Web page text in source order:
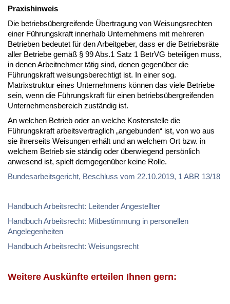
Praxishinweis
Die betriebsübergreifende Übertragung von Weisungsrechten
einer Führungskraft innerhalb Unternehmens mit mehreren
Betrieben bedeutet für den Arbeitgeber, dass er die Betriebsräte
aller Betriebe gemäß § 99 Abs.1 Satz 1 BetrVG beteiligen muss,
in denen Arbeitnehmer tätig sind, denen gegenüber die
Führungskraft weisungsberechtigt ist. In einer sog.
Matrixstruktur eines Unternehmens können das viele Betriebe
sein, wenn die Führungskraft für einen betriebsübergreifenden
Unternehmensbereich zuständig ist.
An welchen Betrieb oder an welche Kostenstelle die
Führungskraft arbeitsvertraglich „angebunden“ ist, von wo aus
sie ihrerseits Weisungen erhält und an welchem Ort bzw. in
welchem Betrieb sie ständig oder überwiegend persönlich
anwesend ist, spielt demgegenüber keine Rolle.
Bundesarbeitsgericht, Beschluss vom 22.10.2019, 1 ABR 13/18
Handbuch Arbeitsrecht: Leitender Angestellter
Handbuch Arbeitsrecht: Mitbestimmung in personellen
Angelegenheiten
Handbuch Arbeitsrecht: Weisungsrecht
Weitere Auskünfte erteilen Ihnen gern: